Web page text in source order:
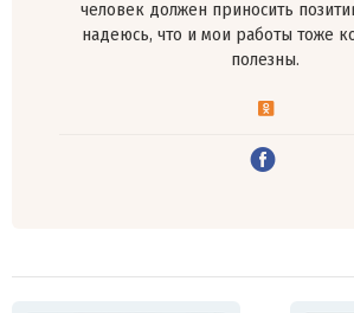
человек должен приносить
надеюсь, что и мои работы тоже
полезны.